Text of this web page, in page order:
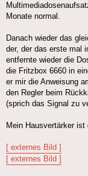
Monate normal.
Danach wieder das
der, der das erste mal
entfernte wieder die
die Fritzbox 6660 in
er mir die Anweisung
den Regler beim
(sprich das Signal zu
Mein Hausvertärker ist
[ externes Bild ]
[ externes Bild ]